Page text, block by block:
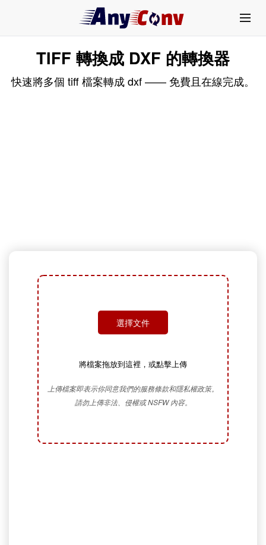
TIFF 轉換成 DXF 的轉換器
快速將多個 tiff 檔案轉成 dxf —— 免費且在線完成。
選擇文件
將檔案拖放到這裡，或點擊上傳
上傳檔案即表示你同意我們的服務條款和隱私權政策。
請勿上傳非法、侵權或 NSFW 內容。